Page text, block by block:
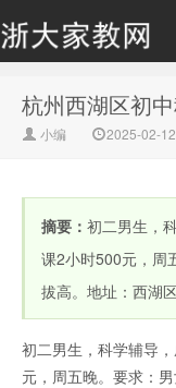
杭州西湖区初
小编 2025-02-
摘要： 初二男生，
课2小时500元，周
拔高。地址：西湖
初二男生，科学辅导
元，周五晚。要求：